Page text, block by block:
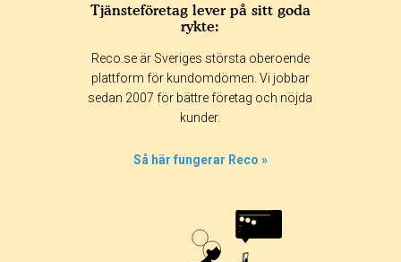
Tjänsteföretag lever på sitt goda
rykte:
Reco.se är Sveriges största oberoende
plattform för kundomdömen. Vi jobbar
sedan 2007 för bättre företag och nöjda
kunder.
Så här fungerar Reco »